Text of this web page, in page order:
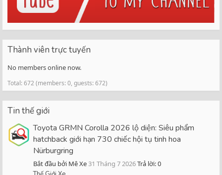
Thành viên trực tuyến
No members online now.
Total: 672 (members: 0, guests: 672)
Tin thế giới
Toyota GRMN Corolla 2026 lộ diện: Siêu phẩm
hatchback giới hạn 730 chiếc hội tụ tinh hoa
Nürburgring
Bắt đầu bởi Mê Xe31 Tháng 7 2026Trả lời: 0